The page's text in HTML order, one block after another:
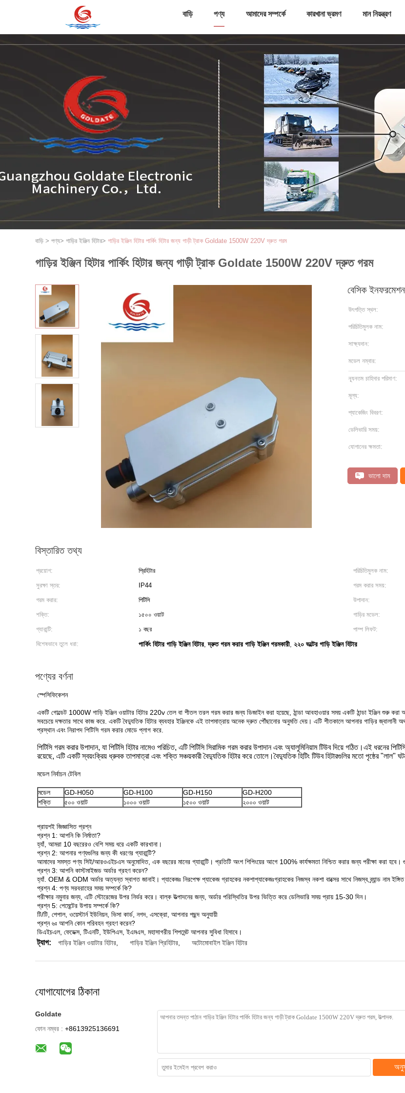
বাড়ি পণ্য আমাদের সম্পর্কে কারখানা ভ্রমণ মান নিয়ন্ত্রণ
বাড়ি > পণ্য> গাড়ির ইঞ্জিন হিটার> গাড়ির ইঞ্জিন হিটার পার্কিং হিটার জন্য গাড়ী ট্রাক Goldate 1500W 220V দ্রুত গরম
গাড়ির ইঞ্জিন হিটার পার্কিং হিটার জন্য গাড়ী ট্রাক Goldate 1500W 220V দ্রুত গরম
বেসিক ইনফরমেশন
উৎপত্তি স্থল:
পরিচিতিমুলক নাম:
সাক্ষ্যদান:
মডেল নম্বার:
ন্যূনতম চাহিদার পরিমাণ:
মূল্য:
প্যাকেজিং বিবরণ:
ডেলিভারি সময়:
যোগানের ক্ষমতা:
ভালো দাম
বিস্তারিত তথ্য
প্রয়োগ: প্রিহিটার পরিচিতিমুলক নাম:
সুরক্ষা স্তর:
IP44 গরম করার সময়:
গরম করার:
পিটিসি উপাদান:
শক্তি:
১৫০০ ওয়াট গাড়ির মডেল:
গ্যারান্টি:
১ বছর পাম্প লিফট:
বিশেষভাবে তুলে ধরা:
পার্কিং হিটার গাড়ি ইঞ্জিন হিটার,দ্রুত গরম করার গাড়ি ইঞ্জিন গরমকারী, ২২০ ভল্টের গাড়ি ইঞ্জিন হিটার
পণ্যের বর্ণনা
স্পেসিফিকেশন
একটি গোল্ডেট 1000W গাড়ি ইঞ্জিন ওয়াটার হিটার 220v তেল বা শীতল তরল গরম করার জন্য ডিজাইন করা হয়েছে, ঠান্ডা আবহাওয়ার সময় একটি ঠান্ডা ইঞ্জিন শুরু
সবচেয়ে দক্ষতার সাথে কাজ করে. একটি বৈদ্যুতিক হিটার ব্যবহার ইঞ্জিনকে এই তাপমাত্রায় অনেক দ্রুত পৌঁছানোর অনুমতি দেয়। এটি শীতকালে আপনার গাড়ির জ্বালানী
প্রস্থান এবং নিরাপদ পিটিসি গরম করার মোডে প্লাগ করে.
পিটিসি গরম করার উপাদান, যা পিটিসি হিটার নামেও পরিচিত, এটি পিটিসি সিরামিক গরম করার উপাদান এবং অ্যালুমিনিয়াম টিউব দিয়ে গঠিত।এই ধরনের
রয়েছে, এটি একটি স্বয়ংক্রিয় ধ্রুবক তাপমাত্রা এবং শক্তি সঞ্চয়কারী বৈদ্যুতিক হিটার করে তোলে।বৈদ্যুতিক হিটিং টিউব হিটারগুলির মতো পৃষ্ঠের "লাল"
মডেল নির্বাচন টেবিল
মডেল GD-H050 GD-H100 GD-H150
GD-H200
শক্তি
৫০০ ওয়াট ১০০০ ওয়াট ১৫০০ ওয়াট ২০০০ ওয়াট
প্রায়শই জিজ্ঞাসিত প্রশ্ন
প্রশ্ন 1: আপনি কি নির্মাতা?
হ্যাঁ, আমরা 10 বছরেরও বেশি সময় ধরে একটি কারখানা।
প্রশ্ন 2: আপনার পণ্যগুলির জন্য কী ধরণের গ্যারান্টি?
আমাদের সমস্ত পণ্য সিই/আরওএইচএস অনুমোদিত, এক বছরের মানের গ্যারান্টি। প্রতিটি অংশ শিপিংয়ের আগে 100% কার্যক্ষমতা নিশ্চিত করার জন্য পরীক্ষা করা হবে।
প্রশ্ন 3: আপনি কাস্টমাইজড অর্ডার গ্রহণ করেন?
হ্যাঁ. OEM & ODM অর্ডার অত্যন্ত স্বাগত জানাই। প্যাকেজঃ নিরপেক্ষ প্যাকেজ গ্রাহকের নকশাপ্যাকেজঃগ্রাহকের নিজস্ব নকশা বাক্সের সাথে নিজস্ব ব্র্যান্ড নাম ইঙ্গিত
প্রশ্ন 4: পণ্য সরবরাহের সময় সম্পর্কে কি?
পরীক্ষার নমুনার জন্য, এটি স্টোরেজের উপর নির্ভর করে। বাল্ক উত্পাদনের জন্য, অর্ডার পরিস্থিতির উপর ভিত্তি করে ডেলিভারি সময় প্রায় 15-30 দিন।
প্রশ্ন 5: পেমেন্টের উপায় সম্পর্কে কি?
টি/টি, পেপাল, ওয়েস্টার্ন ইউনিয়ন, ভিসা কার্ড, নগদ, এসক্রো, আপনার পছন্দ অনুযায়ী
প্রশ্ন ৬ঃ আপনি কোন পরিবহন গ্রহণ করেন?
ডিএইচএল, ফেডেক্স, টিএনটি, ইউপিএস, ইএমএস, মহাসাগরীয় শিপমেন্ট আপনার সুবিধা হিসাবে।
ট্যাগ: গাড়ির ইঞ্জিন ওয়াটার হিটার গাড়ির ইঞ্জিন প্রিহিটার অটোমোবাইল ইঞ্জিন হিটার
যোগাযোগের ঠিকানা
Goldate
ফোন নম্বর : +8613925136691